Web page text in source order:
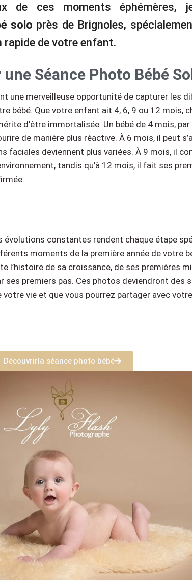
de ces moments éphémères,
solo près de Brignoles,
rapide de votre enfant.
Séance Photo Bébé
une merveilleuse opportunité de capturer les
bébé. Que votre enfant ait 4, 6, 9 ou 12 mois,
d’être immortalisée. Un bébé de 4 mois, par
de manière plus réactive. À 6 mois, il peut
faciales deviennent plus variées. À 9 mois, il
tandis qu’à 12 mois, il fait ses
évolutions constantes rendent chaque étape
moments de la première année de votre
l’histoire de sa croissance, de ses premières
ses premiers pas. Ces photos deviendront des
vie et que vous pourrez partager avec
Découvrirla séance photo bébé